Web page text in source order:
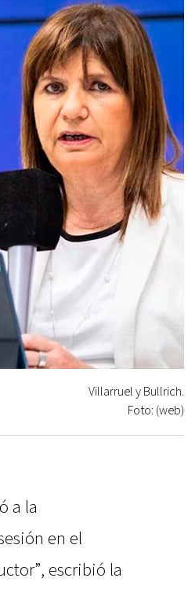
Villarruel y Bullrich.
Foto: (web)
a la
en el
escribió la